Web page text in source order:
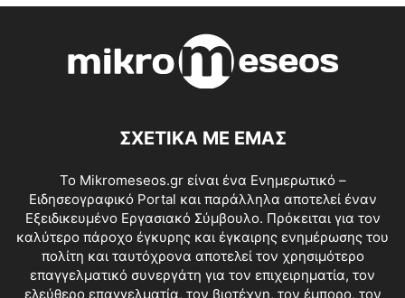
ΣΧΕΤΙΚΑ ΜΕ ΕΜΑΣ
Το Mikromeseos.gr είναι ένα Ενημερωτικό –
Ειδησεογραφικό Portal και παράλληλα αποτελεί έναν
Εξειδικευμένο Εργασιακό Σύμβουλο. Πρόκειται για τον
καλύτερο πάροχο έγκυρης και έγκαιρης ενημέρωσης του
πολίτη και ταυτόχρονα αποτελεί τον χρησιμότερο
επαγγελματικό συνεργάτη για τον επιχειρηματία, τον
ελεύθερο επαγγελματία, τον βιοτέχνη, τον έμπορο, τον